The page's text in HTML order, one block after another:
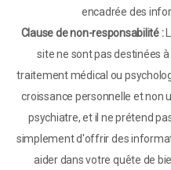
encadrée des
Clause de non-responsabilité :
site ne sont pas destinées
traitement médical ou
croissance personnelle et non
psychiatre, et il ne prétend
simplement d'offrir des
aider dans votre quête de